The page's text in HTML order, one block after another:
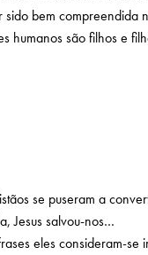
bem
são filhos e
se puseram a
Jesus salvou-nos…
eles consideram-